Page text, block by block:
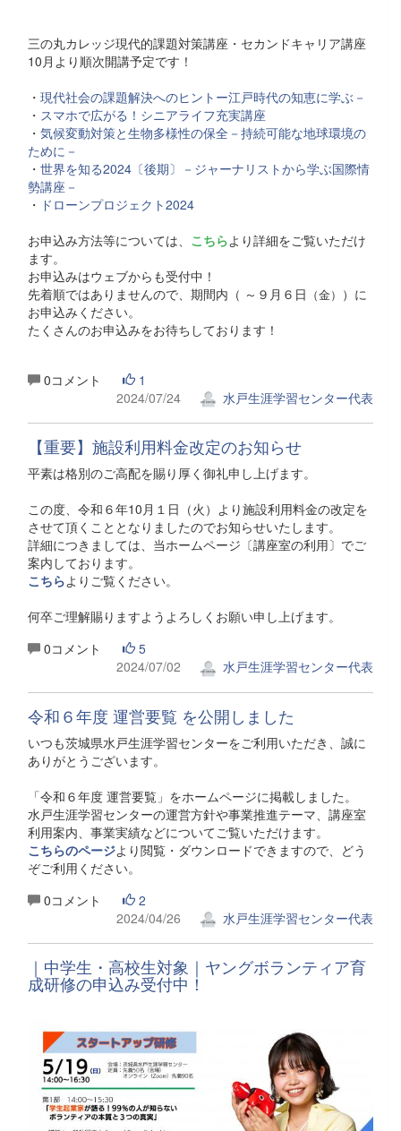
三の丸カレッジ現代的課題対策講座・セカンドキャリア講座
10月より順次開講予定です！
・ 現代社会の課題解決へのヒントー江戸時代の知恵に学ぶ－
・ スマホで広がる！シニアライフ充実講座
・ 気候変動対策と生物多様性の保全－持続可能な地球環境の
ために－
・ 世界を知る2024〔後期〕－ジャーナリストから学ぶ国際情
勢講座－
・ ドローンプロジェクト2024
お申込み方法等については、 こちらより詳細をご覧いただけ
ます。
お申込みはウェブからも受付中！
先着順ではありませんので、期間内（ ～９月６日 （金） ）に
お申込みください。
たくさんのお申込みをお待ちしております！
0コメント
1
2024/07/24
水戸生涯学習センター代表
【重要】施設利用料金改定のお知らせ
平素は格別のご高配を賜り厚く御礼申し上げます。
この度、令和６年10月１日（火）より施設利用料金の改定を
させて頂くこととなりましたのでお知らせいたします。
詳細につきましては、当ホームページ〔講座室の利用〕でご
案内しております。
こちらよりご覧ください。
何卒ご理解賜りますようよろしくお願い申し上げます。
0コメント
5
2024/07/02
水戸生涯学習センター代表
令和６年度 運営要覧 を公開しました
いつも茨城県水戸生涯学習センターをご利用いただき、誠に
ありがとうございます。
「令和６年度 運営要覧」をホームページに掲載しました。
水戸生涯学習センターの運営方針や事業推進テーマ、講座室
利用案内、事業実績などについてご覧いただけます。
こちらのページより閲覧・ダウンロードできますので、どう
ぞご利用ください。
0コメント
2
2024/04/26
水戸生涯学習センター代表
｜中学生・高校生対象｜ヤングボランティア育
成研修の申込み受付中！